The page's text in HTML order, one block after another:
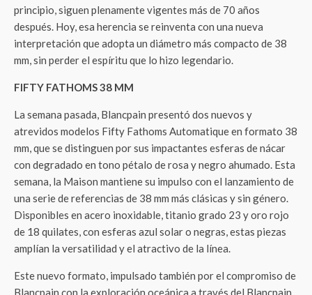
principio, siguen plenamente vigentes más de 70 años
después. Hoy, esa herencia se reinventa con una nueva
interpretación que adopta un diámetro más compacto de 38
mm, sin perder el espíritu que lo hizo legendario.
FIFTY FATHOMS 38 MM
La semana pasada, Blancpain presentó dos nuevos y
atrevidos modelos Fifty Fathoms Automatique en formato 38
mm, que se distinguen por sus impactantes esferas de nácar
con degradado en tono pétalo de rosa y negro ahumado. Esta
semana, la Maison mantiene su impulso con el lanzamiento de
una serie de referencias de 38 mm más clásicas y sin género.
Disponibles en acero inoxidable, titanio grado 23 y oro rojo
de 18 quilates, con esferas azul solar o negras, estas piezas
amplían la versatilidad y el atractivo de la línea.
Este nuevo formato, impulsado también por el compromiso de
Blancpain con la exploración oceánica a través del Blancpain